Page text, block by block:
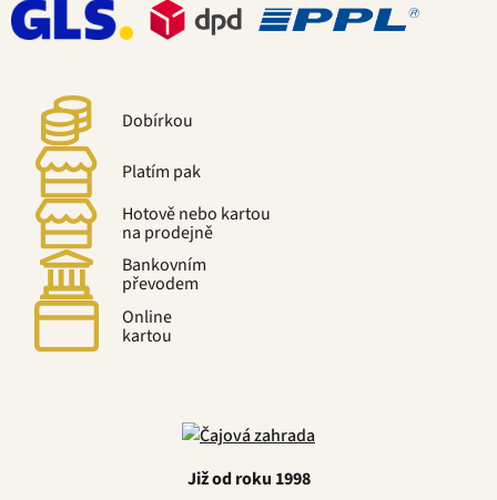
Dobírkou
Platím pak
Hotově nebo kartou
na prodejně
Bankovním
převodem
Online
kartou
Již od roku 1998